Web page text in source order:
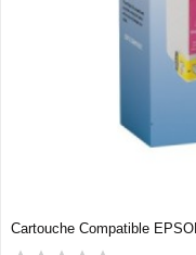
Cartouche Compatible